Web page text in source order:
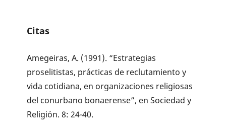
Citas
Amegeiras, A. (1991). “Estrategias
proselitistas, prácticas de reclutamiento y
vida cotidiana, en organizaciones religiosas
del conurbano bonaerense”, en Sociedad y
Religión. 8: 24-40.